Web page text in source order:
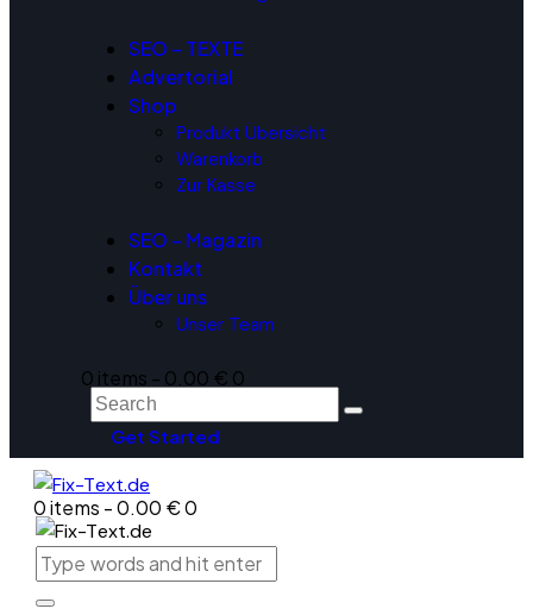
SEO – TEXTE
Advertorial
Shop
Produkt Übersicht
Warenkorb
Zur Kasse
SEO – Magazin
Kontakt
Über uns
Unser Team
0 items - 0.00 € 0
Get Started
0 items -0.00 €0